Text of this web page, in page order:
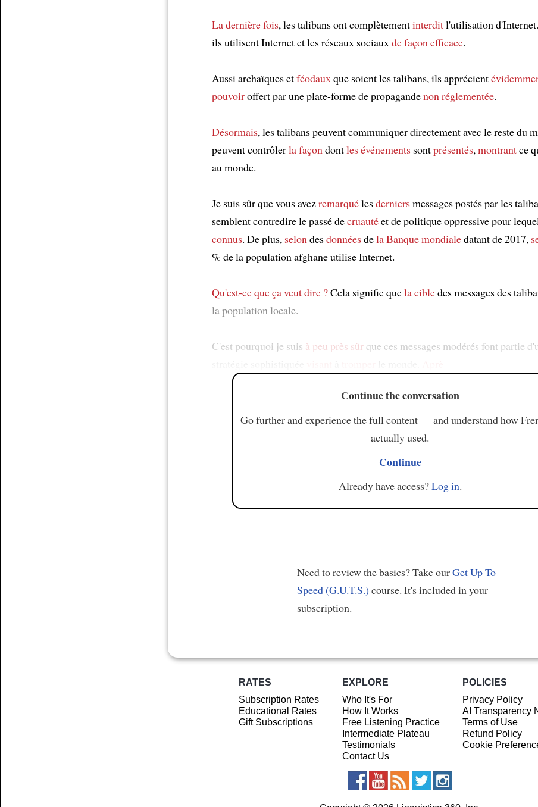
La dernière fois, les talibans ont complètementinterditl'utilisation
ils utilisent Internet et les réseaux sociaux de façon efficace.
Aussi archaïques etféodaux que soient les talibans, ils apprécient
pouvoiroffert par une plate-forme de propagandenon réglementée.
Désormais, les talibans peuvent communiquer directement avec le reste du
peuvent contrôlerla façon dontles événements sontprésentés, montrantce
au monde.
Je suis sûr que vous avezremarquélesderniersmessages postés par les
semblent contredire le passé decruautéet de politique oppressive pour
connus. De plus, selon desdonnéesdela Banque mondialedatant de 2017,
% de la population afghane utilise Internet.
Qu'est-ce que ça veut dire ?Cela signifie quela cibledes messages des
la population locale.
C'est pourquoi je suis à peu près sûrque ces messages modérés font partie
Continue the conversation
Go further and experience the full content — and understand how
actually used.
Continue
Already have access?Log in.
Need to review the basics? Take ourGet Up To
Speed (G.U.T.S.) course. It's included in your
subscription.
RATES
Subscription Rates
Educational Rates
Gift Subscriptions
EXPLORE
Who It's For
How It Works
Free Listening Practice
Intermediate Plateau
Testimonials
Contact Us
POLICIES
Privacy Policy
AI Transparency
Terms of Use
Refund Policy
Cookie